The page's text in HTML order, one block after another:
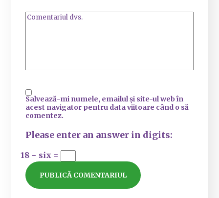
Salvează-mi numele, emailul și site-ul web în
acest navigator pentru data viitoare când o să
comentez.
Please enter an answer in digits:
18 − six =